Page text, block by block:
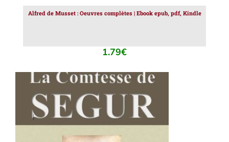
Alfred de Musset : Oeuvres complètes | Ebook epub, pdf, Kindle
1.79€